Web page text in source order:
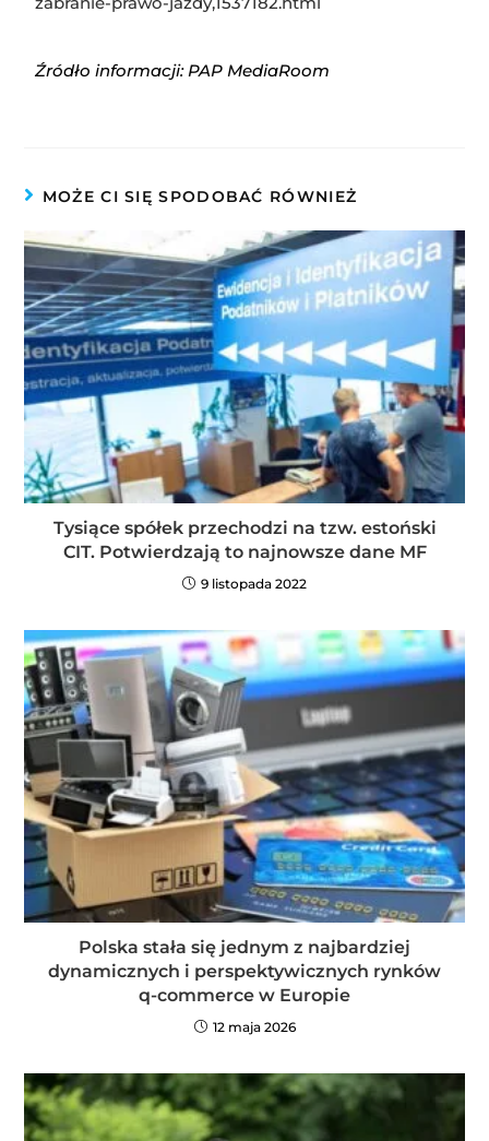
Źródło informacji: PAP MediaRoom
MOŻE CI SIĘ SPODOBAĆ RÓWNIEŻ
Tysiące spółek przechodzi na tzw. estoński
CIT. Potwierdzają to najnowsze dane MF
9 listopada 2022
Polska stała się jednym z najbardziej
dynamicznych i perspektywicznych rynków
q-commerce w Europie
12 maja 2026